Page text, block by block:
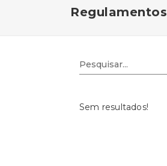
Regulamentos
Sem resultados!